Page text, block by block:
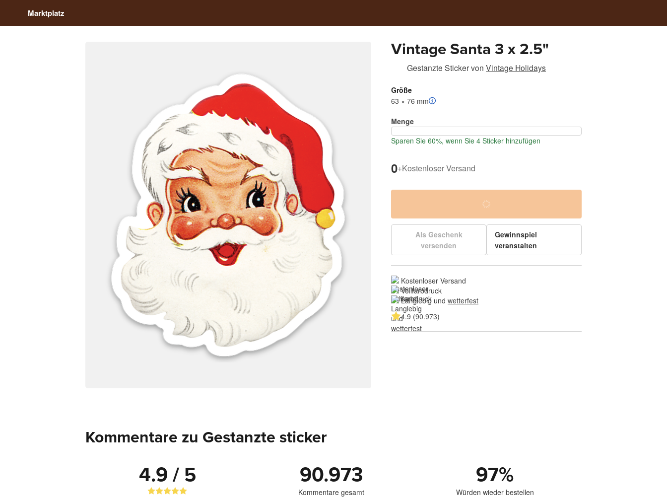
Marktplatz
Vintage Santa 3 x 2.5"
Gestanzte Stickervon Vintage Holidays
Größe
63 × 76 mm
Menge
Sparen Sie 60%, wenn Sie 4 Sticker hinzufügen
0+Kostenloser Versand
Als Geschenk
versenden
Gewinnspiel
veranstalten
Kostenloser Versand
Vollfarbdruck
Langlebig und wetterfest
4.9 (90.973)
Kommentare zu Gestanzte sticker
4.9 / 5 90.973
Kommentare gesamt
97%
Würden wieder bestellen